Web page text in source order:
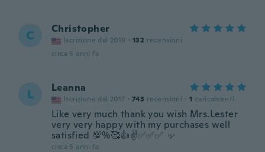
C Christopher
Iscrizione dal 2019 · 132 recensioni
circa 5 anni fa
L Leanna
Iscrizione dal 2017 · 743 recensioni · 1 caricamenti
Like very much thank you wish Mrs.Lester
very very happy with my purchases well
satisfied 💯%🥰👍✌✅✅✅ 🤛
circa 5 anni fa